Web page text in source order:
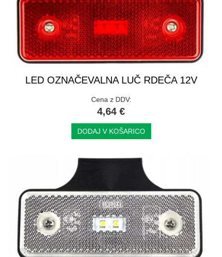
LED OZNAČEVALNA LUČ RDEČA 12V
Cena z DDV:
4,64 €
DODAJ V KOŠARICO